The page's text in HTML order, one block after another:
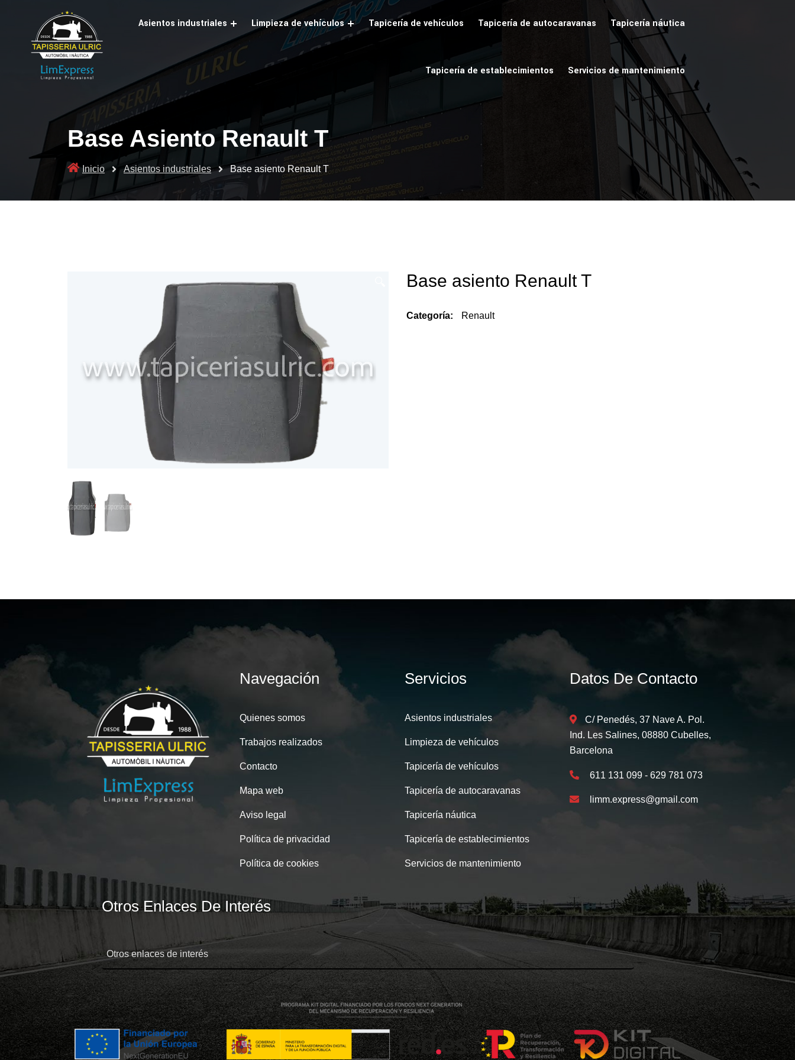
Asientos industriales Limpieza de vehículos Tapicería de vehículos Tapicería de autocaravanas Tapicería náutica
Tapicería de establecimientos Servicios de mantenimiento
Base Asiento Renault T
Inicio Asientos industriales Base asiento Renault T
Base asiento Renault T
Categoría: Renault
Navegación
Quienes somos
Trabajos realizados
Contacto
Mapa web
Aviso legal
Política de privacidad
Política de cookies
Servicios
Asientos industriales
Limpieza de vehículos
Tapicería de vehículos
Tapicería de autocaravanas
Tapicería náutica
Tapicería de establecimientos
Servicios de mantenimiento
Datos De Contacto
C/ Penedés, 37 Nave A. Pol.
Ind. Les Salines, 08880 Cubelles,
Barcelona
611 131 099 - 629 781 073
limm.express@gmail.com
Otros Enlaces De Interés